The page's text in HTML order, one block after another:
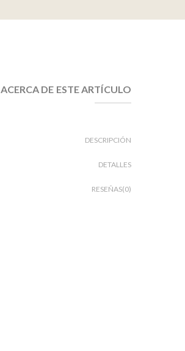
ACERCA DE ESTE ARTÍCULO
DESCRIPCIÓN
DETALLES
RESEÑAS(0)